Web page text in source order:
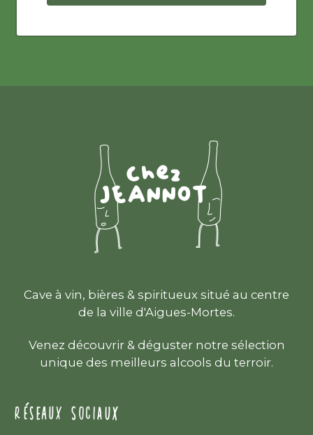
Cave à vin, bières & spiritueux situé au centre
de la ville d'Aigues-Mortes.
Venez découvrir & déguster notre sélection
unique des meilleurs alcools du terroir.
RÉSEAUX SOCIAUX